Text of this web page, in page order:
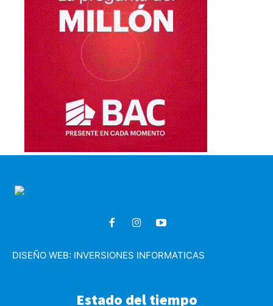
DISEÑO WEB: INVERSIONES INFORMATICAS
Estado del tiempo